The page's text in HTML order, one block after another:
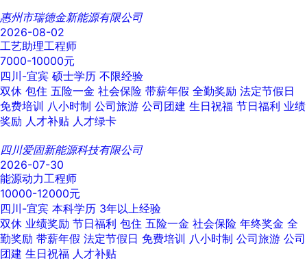
惠州市瑞德金新能源有限公司
2026-08-02
工艺助理工程师
7000-10000元
四川-宜宾 硕士学历 不限经验
双休 包住 五险一金 社会保险 带薪年假 全勤奖励 法定节假日
免费培训 八小时制 公司旅游 公司团建 生日祝福 节日福利 业绩
奖励 人才补贴 人才绿卡
四川爱固新能源科技有限公司
2026-07-30
能源动力工程师
10000-12000元
四川-宜宾 本科学历 3年以上经验
双休 业绩奖励 节日福利 包住 五险一金 社会保险 年终奖金 全
勤奖励 带薪年假 法定节假日 免费培训 八小时制 公司旅游 公司
团建 生日祝福 人才补贴